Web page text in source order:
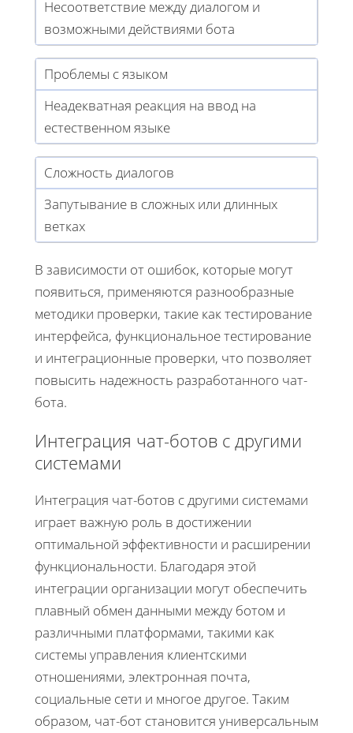
Несоответствие между диалогом и
возможными действиями бота
Проблемы с языком
Неадекватная реакция на ввод на
естественном языке
Сложность диалогов
Запутывание в сложных или длинных
ветках
В зависимости от ошибок, которые могут
появиться, применяются разнообразные
методики проверки, такие как тестирование
интерфейса, функциональное тестирование
и интеграционные проверки, что позволяет
повысить надежность разработанного чат-
бота.
Интеграция чат-ботов с другими
системами
Интеграция чат-ботов с другими системами
играет важную роль в достижении
оптимальной эффективности и расширении
функциональности. Благодаря этой
интеграции организации могут обеспечить
плавный обмен данными между ботом и
различными платформами, такими как
системы управления клиентскими
отношениями, электронная почта,
социальные сети и многое другое. Таким
образом, чат-бот становится универсальным